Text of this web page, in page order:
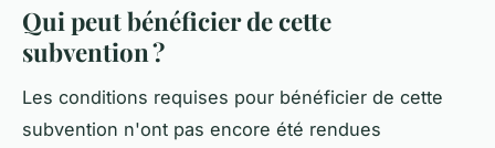
Qui peut bénéficier de cette
subvention ?
Les conditions requises pour bénéficier de cette
subvention n'ont pas encore été rendues